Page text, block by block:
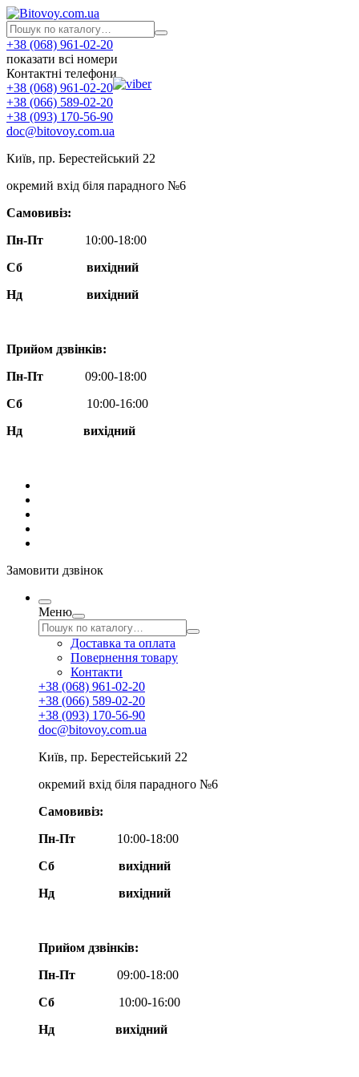
+38 (068) 961-02-20
показати всі номери
Контактні телефони
+38 (068) 961-02-20
+38 (066) 589-02-20
+38 (093) 170-56-90
doc@bitovoy.com.ua
Київ, пр. Берестейський 22
окремий вхід біля парадного №6
Самовивіз:
Пн-Пт
10:00-18:00
Сб
вихідний
Нд
вихідний
Прийом дзвінків:
Пн-Пт
09:00-18:00
Сб
10:00-16:00
Нд вихідний
Замовити дзвінок
Меню
Доставка та оплата
Повернення товару
Контакти
+38 (068) 961-02-20
+38 (066) 589-02-20
+38 (093) 170-56-90
doc@bitovoy.com.ua
Київ, пр. Берестейський 22
окремий вхід біля парадного №6
Самовивіз:
Пн-Пт
10:00-18:00
Сб
вихідний
Нд
вихідний
Прийом дзвінків:
Пн-Пт
09:00-18:00
Сб
10:00-16:00
Нд вихідний